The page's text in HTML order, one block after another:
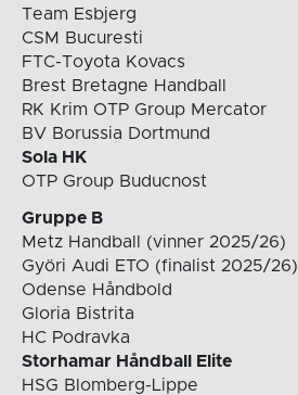
Team Esbjerg
CSM Bucuresti
FTC-Toyota Kovacs
Brest Bretagne Handball
RK Krim OTP Group Mercator
BV Borussia Dortmund
Sola HK
OTP Group Buducnost
Gruppe B
Metz Handball (vinner 2025/26)
Györi Audi ETO (finalist 2025/26)
Odense Håndbold
Gloria Bistrita
HC Podravka
Storhamar Håndball Elite
HSG Blomberg-Lippe